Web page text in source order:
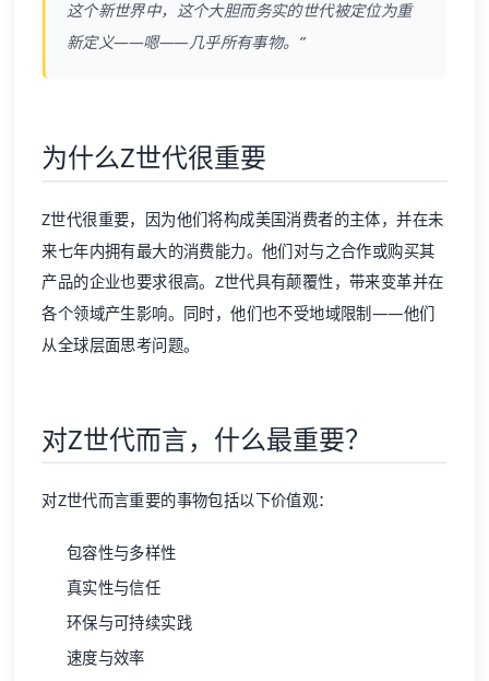
这个新世界中，这个大胆而务实的世代被定位为重
新定义——嗯——几乎所有事物。”
为什么Z世代很重要
Z世代很重要，因为他们将构成美国消费者的主体，并在未
来七年内拥有最大的消费能力。他们对与之合作或购买其
产品的企业也要求很高。Z世代具有颠覆性，带来变革并在
各个领域产生影响。同时，他们也不受地域限制——他们
从全球层面思考问题。
对Z世代而言，什么最重要？
对Z世代而言重要的事物包括以下价值观：
包容性与多样性
真实性与信任
环保与可持续实践
速度与效率